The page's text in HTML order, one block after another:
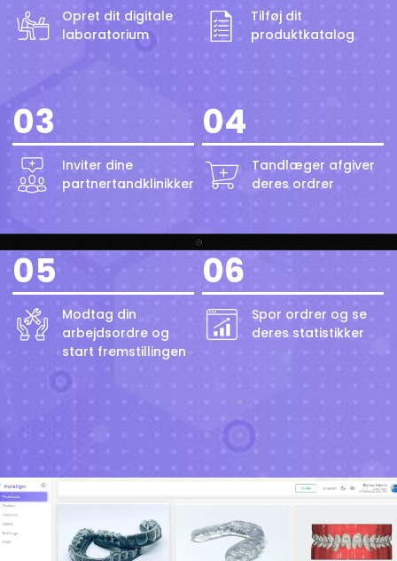
Opret dit digitale
laboratorium
Tilføj dit
produktkatalog
Inviter dine
partnertandklinikker
03
Tandlæger afgiver
deres ordrer
04
Modtag din
arbejdsordre og
start fremstillingen
05
Spor ordrer og se
deres statistikker
06